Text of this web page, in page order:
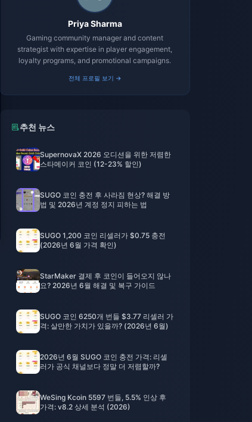
Priya Sharma
Gaming community manager and content
strategist with expertise in player engagement,
loyalty programs, and promotional campaigns.
전체 프로필 보기 →
추천 뉴스
SupernovaX 2026 오디션을 위한 저렴한
스타메이커 코인 (12-23% 할인)
SUGO 코인 충전 후 사라짐 현상? 해결 방
법 및 2026년 계정 정지 피하는 법
SUGO 1,200 코인 리셀러가 $0.75 충전
(2026년 6월 가격 확인)
StarMaker 결제 후 코인이 들어오지 않나
요? 2026년 6월 해결 및 복구 가이드
SUGO 코인 6250개 번들 $3.77 리셀러 가
격: 살만한 가치가 있을까? (2026년 6월)
2026년 6월 SUGO 코인 충전 가격: 리셀
러가 공식 채널보다 정말 더 저렴할까?
WeSing Kcoin 5597 번들, 5.5% 인상 후
가격: v8.2 상세 분석 (2026)